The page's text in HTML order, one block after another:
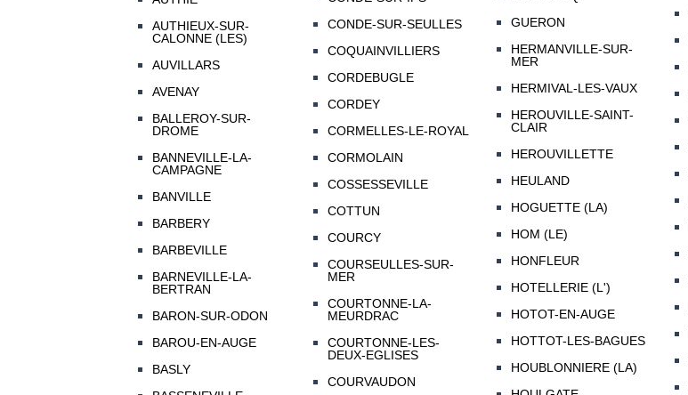
AUTHIEUX-SUR-
CALONNE (LES)
AUVILLARS
AVENAY
BALLEROY-SUR-
DROME
BANNEVILLE-LA-
CAMPAGNE
BANVILLE
BARBERY
BARBEVILLE
BARNEVILLE-LA-
BERTRAN
BARON-SUR-ODON
BAROU-EN-AUGE
BASLY
CONDE-SUR-SEULLES
COQUAINVILLIERS
CORDEBUGLE
CORDEY
CORMELLES-LE-ROYAL
CORMOLAIN
COSSESSEVILLE
COTTUN
COURCY
COURSEULLES-SUR-
MER
COURTONNE-LA-
MEURDRAC
COURTONNE-LES-
DEUX-EGLISES
COURVAUDON
GUERON
HERMANVILLE-SUR-
MER
HERMIVAL-LES-VAUX
HEROUVILLE-SAINT-
CLAIR
HEROUVILLETTE
HEULAND
HOGUETTE (LA)
HOM (LE)
HONFLEUR
HOTELLERIE (L')
HOTOT-EN-AUGE
HOTTOT-LES-BAGUES
HOUBLONNIERE (LA)